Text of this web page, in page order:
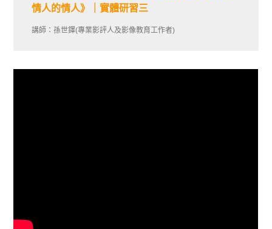
情人的情人》｜實體研習三
講師：孫世鐸(專業影評人及影像教育工作者)